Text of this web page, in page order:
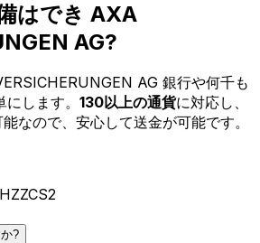
はでき AXA
AG?
AG 銀行や何千も
します。 130以上の通貨に対応し、
なので、安心して送金が可能です。
?